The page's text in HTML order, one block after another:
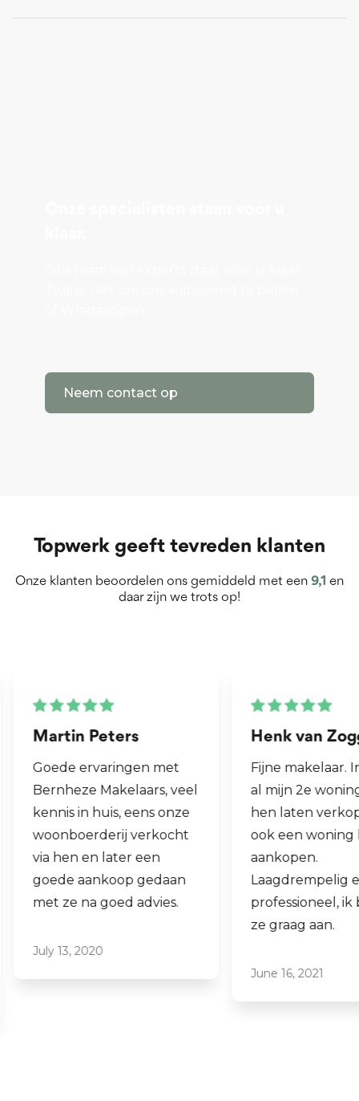
Neem contact op
Topwerk geeft tevreden klanten
Onze klanten beoordelen ons gemiddeld met een 9,1 en
daar zijn we trots op!
Martin Peters
Goede ervaringen met
Bernheze Makelaars, veel
kennis in huis, eens onze
woonboerderij verkocht
via hen en later een
goede aankoop gedaan
met ze na goed advies.
July 13, 2020
Henk van
Fijne makelaar.
al mijn 2e
hen laten
ook een woning
aankopen.
Laagdrempelig
professioneel, ik
ze graag aan.
June 16, 2021